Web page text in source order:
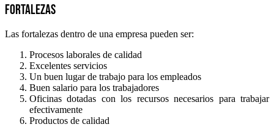
Fortalezas
Las fortalezas dentro de una empresa pueden ser:
Procesos laborales de calidad
Excelentes servicios
Un buen lugar de trabajo para los empleados
Buen salario para los trabajadores
Oficinas dotadas con los recursos necesarios para trabajar
efectivamente
Productos de calidad